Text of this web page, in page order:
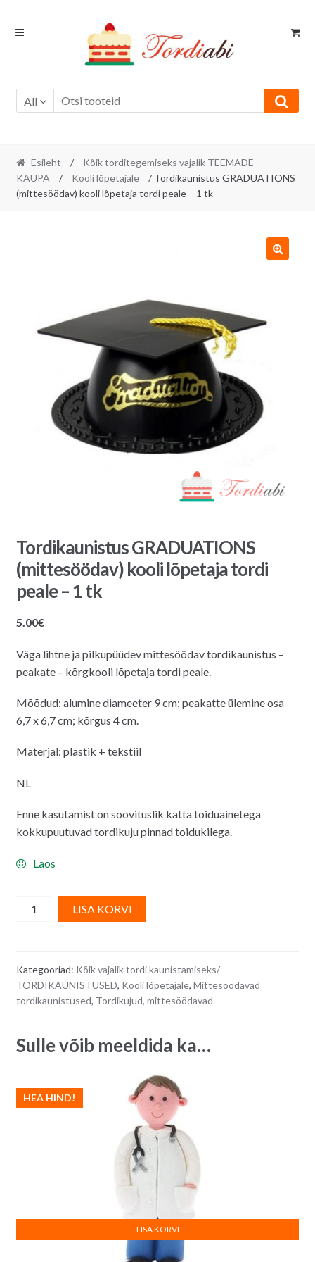
Skip
Skip
All
Esileht /
Kõik torditegemiseks vajalik TEEMADE
KAUPA
/ Kooli lõpetajale
/ Tordikaunistus GRADUATIONS
(mittesöödav) kooli lõpetaja tordi peale – 1 tk
Tordikaunistus GRADUATIONS
(mittesöödav) kooli lõpetaja tordi
peale – 1 tk
5.00€
Väga lihtne ja pilkupüüdev mittesöödav tordikaunistus –
peakate – kõrgkooli lõpetaja tordi peale.
Mõõdud: alumine diameeter 9 cm; peakatte ülemine osa
6,7 x 6,7 cm; kõrgus 4 cm.
Materjal: plastik + tekstiil
NL
Enne kasutamist on soovituslik katta toiduainetega
kokkupuutuvad tordikuju pinnad toidukilega.
Laos
Tordikaunistus
GRADUATIONS
lõpetaja
tordi
1
LISA KORVI
r
n
i
e
:
Kategooriad: Kõik vajalik tordi kaunistamiseks/
TORDIKAUNISTUSED, Kooli lõpetajale, Mittesöödavad
tordikaunistused, Tordikujud, mittesöödavad
Sulle võib meeldida ka…
HEA HIND!
LISA KORVI